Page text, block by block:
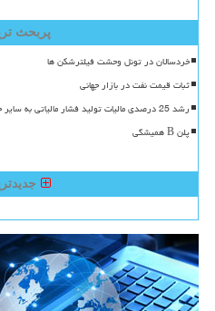
پربحث
خردسالان در تونل وحشت فیلترشکن ها
ثبات قیمت نفت در بازار جهانی
رشد 25 درصدی مالیات تولید فشار مالیاتی به سایر حوزه ها منتقل شد
پلن B همیشگی